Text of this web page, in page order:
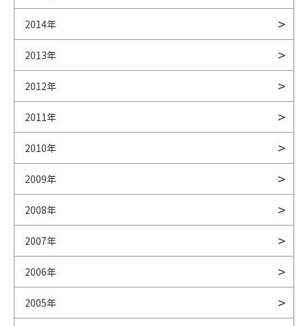
2014年
2013年
2012年
2011年
2010年
2009年
2008年
2007年
2006年
2005年